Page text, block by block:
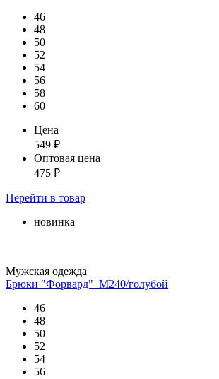
46
48
50
52
54
56
58
60
Цена
549 ₽
Оптовая цена
475 ₽
Перейти в товар
новинка
Мужская одежда
Брюки "Форвард"_М240/голубой
46
48
50
52
54
56